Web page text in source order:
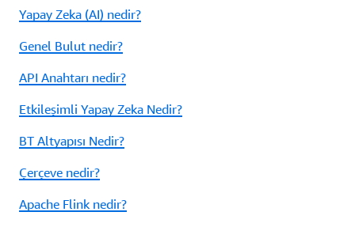
Yapay Zeka (AI) nedir?
Genel Bulut nedir?
API Anahtarı nedir?
Etkileşimli Yapay Zeka Nedir?
BT Altyapısı Nedir?
Çerçeve nedir?
Apache Flink nedir?